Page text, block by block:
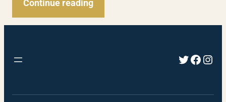
Continue reading
Twitter